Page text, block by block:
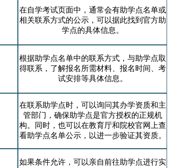
在自学考试页面中，通常会有助学点名单或
相关联系方式的公示，可以据此找到官方助
学点的具体信息。
根据助学点名单中的联系方式，与助学点取
得联系，了解报名所需材料、报名时间、考
试安排等具体信息。
在联系助学点时，可以询问其办学资质和主
管部门，确保助学点是官方授权的正规机
构。同时，也可以在教育厅和院校官网上查
看助学点名单公示，以进一步验证其资质。
如果条件允许，可以亲自前往助学点进行实